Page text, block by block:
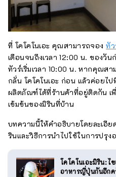
ที่ โคโคโนเอะ คุณสามารถจองทั
เดือนจนถึงเวลา 12:00 น. ของวั
ทัวร์เริ่มเวลา 10:00 น. หากคุณส
กลั่น โคโคโนเอะ ก่อน แล้วค่อยไ
ผลิตภัณฑ์ได้ที่ร้านค้าที่อยู่ติดกัน เ
เข้มข้นของมิรินที่บ้าน
บทความนี้ให้คำอธิบายโดยละเอี
รินและวิธีการนำไปใช้ในการปรุง
โคโคโนเอะมิริน:
อาหารญี่ปุ่นกันอีกค